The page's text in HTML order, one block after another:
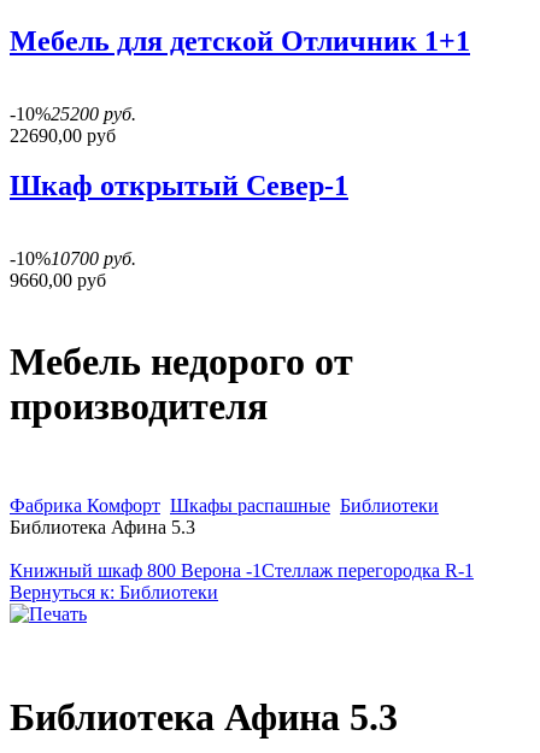
Мебель для детской Отличник 1+1
-10%25200 руб.
22690,00 руб
Шкаф открытый Север-1
-10%10700 руб.
9660,00 руб
Мебель недорого от
производителя
Фабрика Комфорт Шкафы распашные Библиотеки
Библиотека Афина 5.3
Книжный шкаф 800 Верона -1Стеллаж перегородка R-1
Вернуться к: Библиотеки
Библиотека Афина 5.3